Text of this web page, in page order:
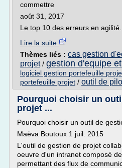
commettre
août 31, 2017
Le top 10 des erreurs en agilité...
Lire la suite
Thèmes liés : cas gestion
projet/ gestion d'equipe
logiciel gestion portefeuille
portefeuille projet / outil de
Pourquoi choisir un
projet ...
Pourquoi choisir un outil de
Maëva Boutoux 1 juil. 2015
L'outil de gestion de projet
oeuvre d'un intranet composé
permettant des flux de